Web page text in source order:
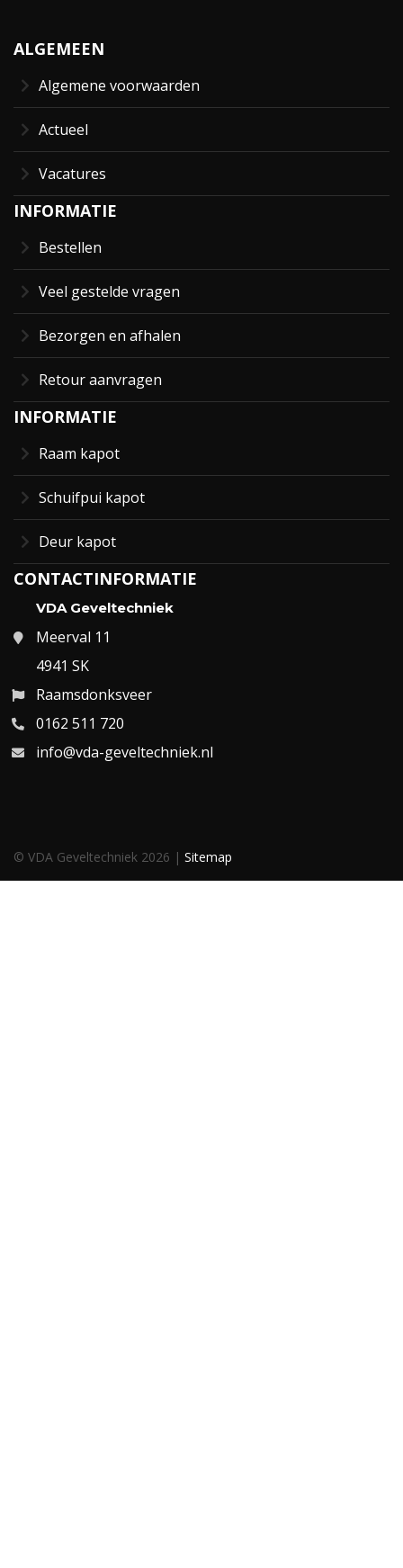
ALGEMEEN
Algemene voorwaarden
Actueel
Vacatures
INFORMATIE
Bestellen
Veel gestelde vragen
Bezorgen en afhalen
Retour aanvragen
INFORMATIE
Raam kapot
Schuifpui kapot
Deur kapot
CONTACTINFORMATIE
VDA Geveltechniek
Meerval 11
4941 SK
Raamsdonksveer
0162 511 720
info@vda-geveltechniek.nl
© VDA Geveltechniek 2026 | Sitemap